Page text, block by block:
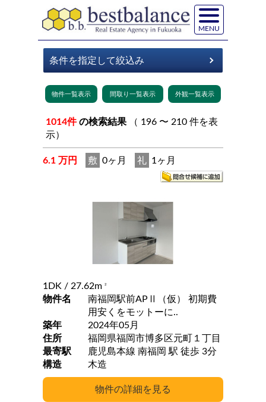
MENU
1014件 の検索結果
示）
6.1 万円 敷 0ヶ月 礼 1ヶ月
1DK / 27.62m 2
物件名
南福岡駅前APⅡ（仮） 初期費
用安くをモットーに..
築年
2024年05月
住所
福岡県福岡市博多区元町１丁目
最寄駅
鹿児島本線 南福岡 駅 徒歩 3分
構造
木造